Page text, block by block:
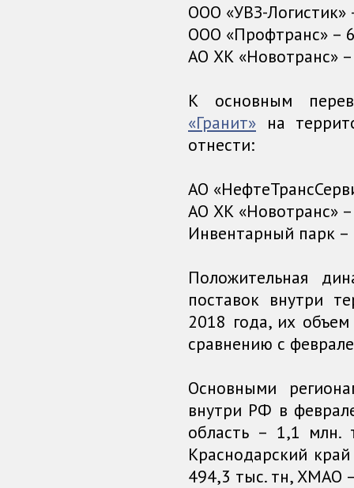
ООО «УВЗ-Логистик»
ООО «Профтранс» –
АО ХК «Новотранс»
К основным
«Гранит» на
отнести:
АО
АО ХК «Новотранс»
Инвентарный парк –
Положительная
поставок внутри
2018 года, их
сравнению с
Основными
внутри РФ в
область – 1,1 млн.
Краснодарский
494,3 тыс. тн, ХМАО